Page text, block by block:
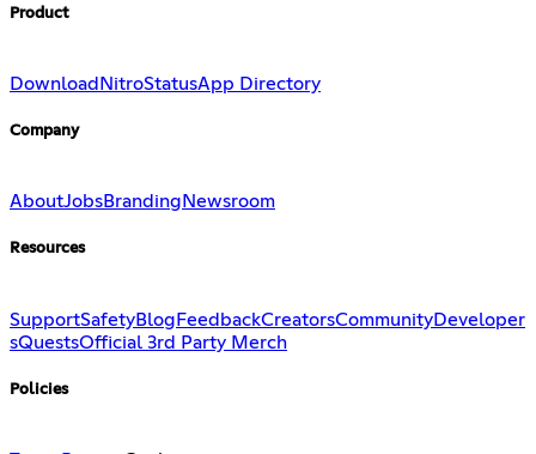
Product
Download NitroStatusApp Directory
Company
AboutJobsBranding Newsroom
Resources
SupportSafetyBlog FeedbackCreatorsCommunityDeveloper
sQuestsOfficial 3rd Party Merch
Policies